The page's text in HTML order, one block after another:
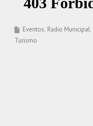
Eventos Radio Municipal
Turismo